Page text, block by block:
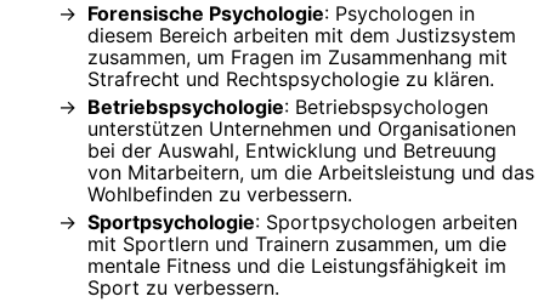
Forensische Psychologie: Psychologen in
diesem Bereich arbeiten mit dem Justizsystem
zusammen, um Fragen im Zusammenhang mit
Strafrecht und Rechtspsychologie zu klären.
Betriebspsychologie: Betriebspsychologen
unterstützen Unternehmen und Organisationen
bei der Auswahl, Entwicklung und Betreuung
von Mitarbeitern, um die Arbeitsleistung und das
Wohlbefinden zu verbessern.
Sportpsychologie: Sportpsychologen arbeiten
mit Sportlern und Trainern zusammen, um die
mentale Fitness und die Leistungsfähigkeit im
Sport zu verbessern.